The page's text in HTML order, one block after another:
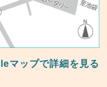
マップで詳細を見る